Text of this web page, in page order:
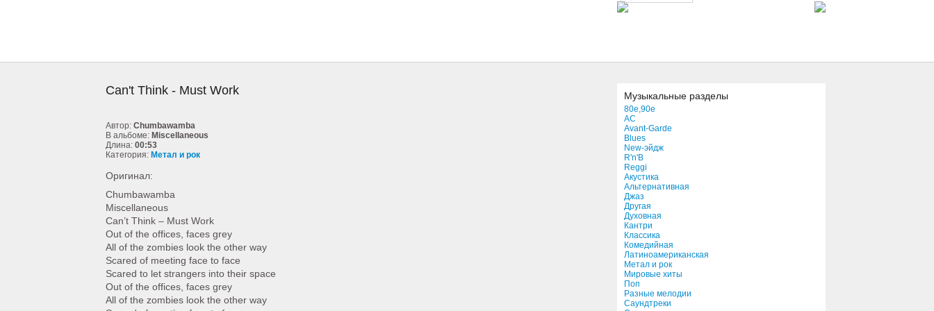
Can't Think - Must Work
Автор: Chumbawamba
В альбоме: Miscellaneous
Длина: 00:53
Категория: Метал и рок
Оригинал:
Chumbawamba
Miscellaneous
Can’t Think – Must Work
Out of the offices, faces grey
All of the zombies look the other way
Scared of meeting face to face
Scared to let strangers into their space
Out of the offices, faces grey
All of the zombies look the other way
Музыкальные разделы
80e,90e
AC
Avant-Garde
Blues
New-эйдж
R'n'B
Reggi
Акустика
Альтернативная
Джаз
Другая
Духовная
Кантри
Классика
Комедийная
Латиноамериканская
Метал и рок
Мировые хиты
Поп
Разные мелодии
Саундтреки